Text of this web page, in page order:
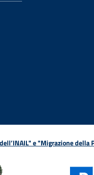
e "Migrazione della